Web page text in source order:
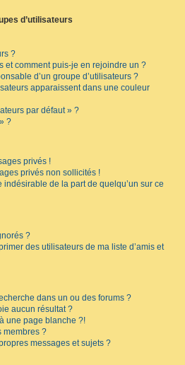
d’utilisateurs
?
et comment puis-je en rejoindre un ?
d’un groupe d’utilisateurs ?
apparaissent dans une couleur
par défaut » ?
?
privés !
privés non sollicités !
indésirable de la part de quelqu’un sur ce
?
des utilisateurs de ma liste d’amis et
dans un ou des forums ?
aucun résultat ?
une page blanche ?!
membres ?
messages et sujets ?